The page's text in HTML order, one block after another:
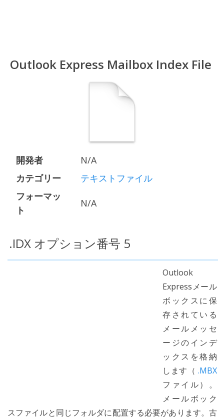
Outlook Express Mailbox Index File
開発者
N/A
カテゴリー
テキストファイル
フォーマッ
ト
N/A
.IDX オプション番号 5
Outlook
Expressメール
ボックスに保
存されている
メールメッセ
ージのインデ
ックスを格納
します（ .MBX
ファイル）。
メールボック
スファイルと同じフォルダに配置する必要があります。古